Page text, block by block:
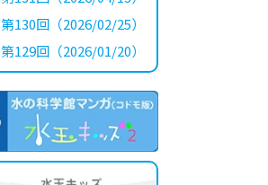
第130回（2026/02/25）
第129回（2026/01/20）